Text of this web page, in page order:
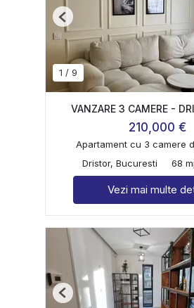
1 / 9
Previous
VANZARE 3 CAMERE -
210,000 €
Apartament cu 3 camere
Dristor, Bucuresti
68
Vezi mai multe
Previous